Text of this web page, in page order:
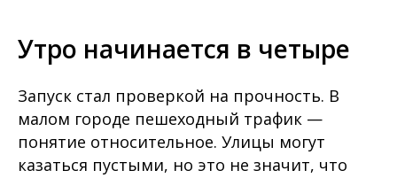
Утро начинается в четыре
Запуск стал проверкой на прочность. В
малом городе пешеходный трафик —
понятие относительное. Улицы могут
казаться пустыми, но это не значит, что